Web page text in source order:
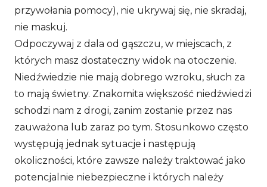
przywołania pomocy), nie ukrywaj się, nie skradaj,
nie maskuj.
Odpoczywaj z dala od gąszczu, w miejscach, z
których masz dostateczny widok na otoczenie.
Niedźwiedzie nie mają dobrego wzroku, słuch za
to mają świetny. Znakomita większość niedźwiedzi
schodzi nam z drogi, zanim zostanie przez nas
zauważona lub zaraz po tym. Stosunkowo często
występują jednak sytuacje i następują
okoliczności, które zawsze należy traktować jako
potencjalnie niebezpieczne i których należy